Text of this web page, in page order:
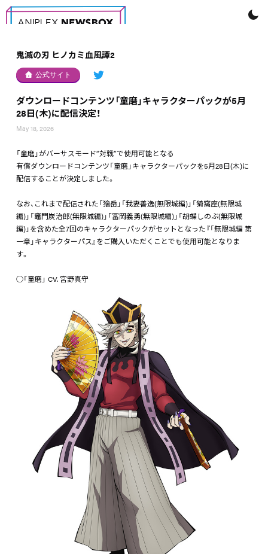
鬼滅の刃 ヒノカミ血風譚2
公式サイト
ダウンロードコンテンツ「童磨」キャラクターパックが5月
28日(木)に配信決定！
May 18, 2026
「童磨」がバーサスモード“対戦”で使用可能となる
有償ダウンロードコンテンツ「童磨」キャラクターパックを5月28日(木)に
配信することが決定しました。
なお、これまで配信された「獪岳」「我妻善逸(無限城編)」「猗窩座(無限城
編)」「竈門炭治郎(無限城編)」「冨岡義勇(無限城編)」「胡蝶しのぶ(無限城
編)」を含めた全7回のキャラクターパックがセットとなった『「無限城編 第
一章」キャラクターパス』をご購入いただくことでも使用可能となりま
す。
○「童磨」 CV. 宮野真守